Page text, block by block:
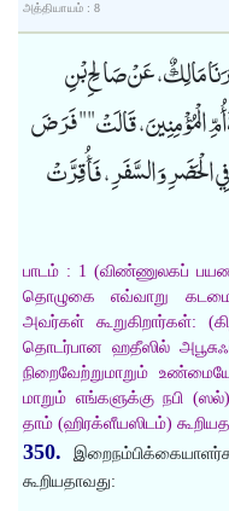
அத்தியாயம் : 8
مَالِكٌ، عَنْ صَالِحِ بْنِ
الْمُؤْمِنِينَ، قَالَتْ "" فَرَضَ
الْحَضَرِ وَالسَّفَرِ، فَأُقِرَّتْ
பாடம் : 1 (விண்ணுலகப்
தொழுகை எவ்வாறு
அவர்கள் கூறுகிறார்கள்:
தொடர்பான ஹதீஸில்
நிறைவேற்றுமாறும்
மாறும் எங்களுக்கு நபி
தாம் (ஹிரக்ளீயஸிடம்)
350.
கூறியதாவது: